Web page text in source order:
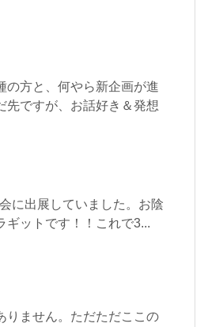
の方と、何やら新企画が進
先ですが、お話好き＆発想
に出展していました。お陰
ギットです！！これで3...
りません。ただただここの